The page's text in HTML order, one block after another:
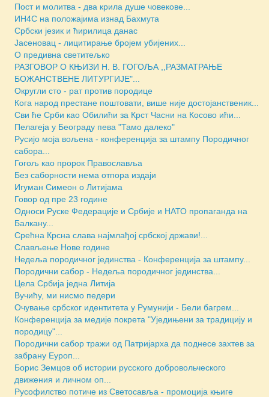
Пост и молитва - два крила душе човекове...
ИН4С на положајима изнад Бахмута
Србски језик и ћирилица данас
Јасеновац - лицитирање бројем убијених...
О предивна светитељко
РАЗГОВОР О КЊИЗИ Н. В. ГОГОЉА ,,РАЗМАТРАЊЕ
БОЖАНСТВЕНЕ ЛИТУРГИЈЕ"...
Округли сто - рат против породице
Кога народ престане поштовати, више није достојанственик...
Сви ће Срби као Обилићи за Крст Часни на Косово ићи...
Пелагеја у Београду пева "Тамо далеко"
Русијо моја вољена - конференција за штампу Породичног
сабора...
Гогољ као пророк Православља
Без саборности нема отпора издаји
Игуман Симеон о Литијама
Говор од пре 23 године
Односи Руске Федерације и Србије и НАТО пропаганда на
Балкану...
Срећна Крсна слава најмлађој србској држави!...
Слављење Нове године
Недеља породичног јединства - Конференција за штампу...
Породични сабор - Недеља породичног јединства...
Цела Србија једна Литија
Вучићу, ми нисмо педери
Очување србског идентитета у Румунији - Бели багрем...
Конференција за медије покрета "Уједињени за традицију и
породицу"...
Породични сабор тражи од Патријарха да поднесе захтев за
забрану Еуроп...
Борис Земцов об истории русского добровольческого
движения и личном оп...
Русофилство потиче из Светосавља - промоција књиге